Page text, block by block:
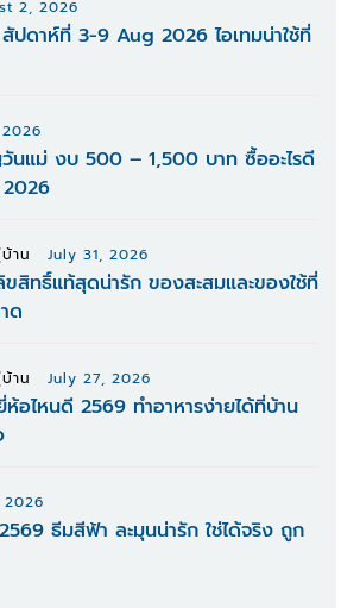
2, 2026
ปดาห์ที่ 3-9 Aug 2026 ไอเทมน่าใช้ที่
นแม่ งบ 500 – 1,500 บาท ซื้ออะไรดี
2026
าน July 31, 2026
ขสิทธิ์แท้สุดน่ารัก ของสะสมและของใช้ที่
ด
าน July 27, 2026
ห้อไหนดี 2569 ทำอาหารง่ายได้ที่บ้าน
2026
ธีมสีฟ้า ละมุนน่ารัก ใช่ได้จริง ถูก